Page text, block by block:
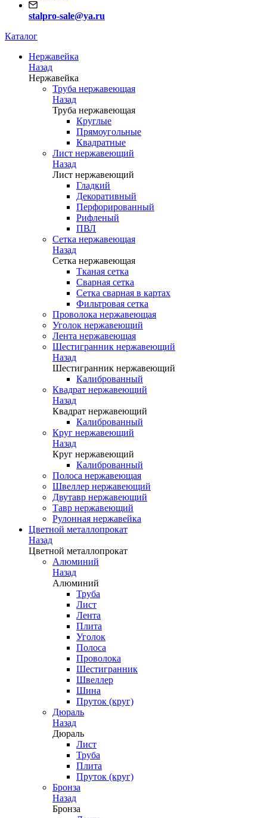
stalpro-sale@ya.ru
Каталог
Нержавейка
Назад
Нержавейка
Труба нержавеющая
Назад
Труба нержавеющая
Круглые
Прямоугольные
Квадратные
Лист нержавеющий
Назад
Лист нержавеющий
Гладкий
Декоративный
Перфорированный
Рифленый
ПВЛ
Сетка нержавеющая
Назад
Сетка нержавеющая
Тканая сетка
Сварная сетка
Сетка сварная в картах
Фильтровая сетка
Проволока нержавеющая
Уголок нержавеющий
Лента нержавеющая
Шестигранник нержавеющий
Назад
Шестигранник нержавеющий
Калиброванный
Квадрат нержавеющий
Назад
Квадрат нержавеющий
Калиброванный
Круг нержавеющий
Назад
Круг нержавеющий
Калиброванный
Полоса нержавеющая
Швеллер нержавеющий
Двутавр нержавеющий
Тавр нержавеющий
Рулонная нержавейка
Цветной металлопрокат
Назад
Цветной металлопрокат
Алюминий
Назад
Алюминий
Труба
Лист
Лента
Плита
Уголок
Полоса
Проволока
Шестигранник
Швеллер
Шина
Пруток (круг)
Дюраль
Назад
Дюраль
Лист
Труба
Плита
Пруток (круг)
Бронза
Назад
Бронза